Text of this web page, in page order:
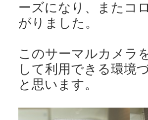
ーズになり、またコ
がりました。
このサーマルカメラ
して利用できる環境
と思います。